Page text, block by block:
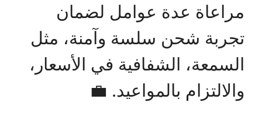
مراعاة عدة عوامل لضمان
تجربة شحن سلسة وآمنة، مثل
السمعة، الشفافية في الأسعار،
والالتزام بالمواعيد. 💼